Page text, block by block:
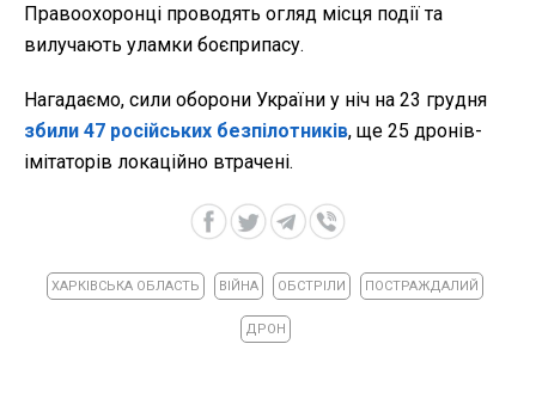
Правоохоронці проводять огляд місця події та
вилучають уламки боєприпасу.
Нагадаємо, сили оборони України у ніч на 23 грудня
збили 47 російських безпілотників, ще 25 дронів-
імітаторів локаційно втрачені.
ХАРКІВСЬКА ОБЛАСТЬ ВІЙНА ОБСТРІЛИ ПОСТРАЖДАЛИЙ
ДРОН